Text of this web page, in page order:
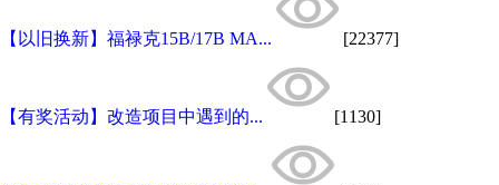
【以旧换新】福禄克15B/17B MA... [22377]
【有奖活动】改造项目中遇到的... [1130]